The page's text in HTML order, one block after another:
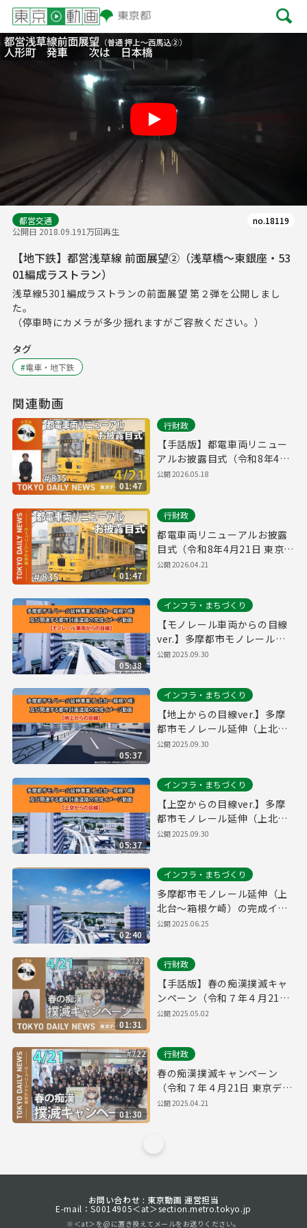
都営交通
公開日 2018.09.191万回再生
no.18119
【地下鉄】都営浅草線 前面展望②（浅草橋～東銀座・53
01編成ラストラン）
浅草線5301編成ラストランの前面展望 第２弾を公開しまし
た。
（停車時にカメラが多少揺れますがご容赦ください。）
タグ
#電車・地下鉄
関連動画
01:47
行財政
【手話版】都電車両リニュー
アルお披露目式（令和8年4月
21日 東京デイリーニュース
公開2026.05.18
01:47
行財政
都電車両リニューアルお披露
目式（令和8年4月21日 東京デ
イリーニュース No.835）
公開2026.04.21
05:38
インフラ・まちづくり
【モノレール車両からの目線
ver.】多摩都市モノレール延
伸（上北台～箱根ケ崎）の完
公開2025.09.30
05:37
インフラ・まちづくり
【地上からの目線ver.】多摩
都市モノレール延伸（上北台
～箱根ケ崎）の完成イメージ
公開2025.09.30
05:37
インフラ・まちづくり
【上空からの目線ver.】多摩
都市モノレール延伸（上北台
～箱根ケ崎）の完成イメージ
公開2025.09.30
02:40
インフラ・まちづくり
多摩都市モノレール延伸（上
北台～箱根ケ崎）の完成イメ
ージ
公開2025.06.25
01:31
行財政
【手話版】春の痴漢撲滅キャ
ンペーン（令和７年４月21日
東京デイリーニュース
公開2025.05.02
01:30
行財政
春の痴漢撲滅キャンペーン
（令和７年４月21日 東京デイ
リーニュース No.722）
公開2025.04.21
お問い合わせ : 東京動画 運営担当
E-mail：S0014905＜at＞section.metro.tokyo.jp
※＜at＞を@に置き換えてメールをお送りください。